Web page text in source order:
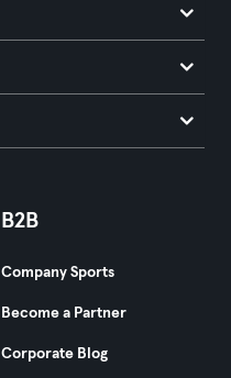
B2B
Company Sports
Become a Partner
Corporate Blog